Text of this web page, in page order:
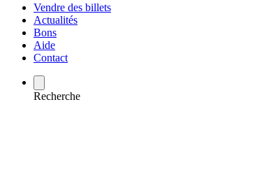
Vendre des billets
Actualités
Bons
Aide
Contact
Recherche